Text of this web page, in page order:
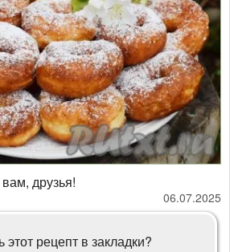
друзья!
06.07.2025
этот рецепт в закладки?